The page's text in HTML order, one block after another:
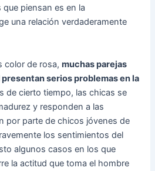
piensan es en la
una relación verdaderamente
color de rosa,muchas parejas
serios problemas en la
de cierto tiempo, las chicas se
y responden a las
por parte de chicos jóvenes de
los sentimientos del
algunos casos en los que
la actitud que toma el hombre